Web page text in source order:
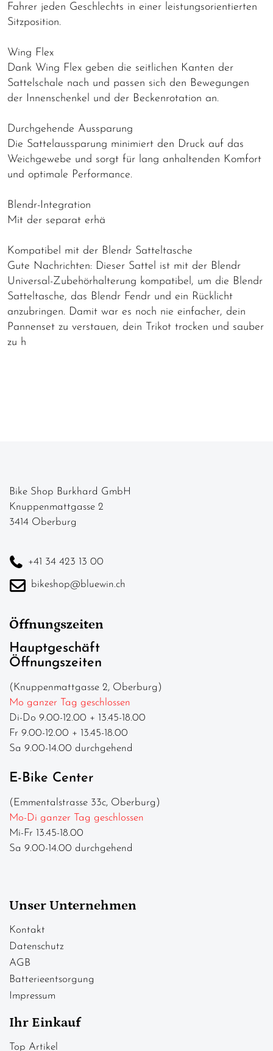
Fahrer jeden Geschlechts in einer leistungsorientierten
Sitzposition.
Wing Flex
Dank Wing Flex geben die seitlichen Kanten der
Sattelschale nach und passen sich den Bewegungen
der Innenschenkel und der Beckenrotation an.
Durchgehende Aussparung
Die Sattelaussparung minimiert den Druck auf das
Weichgewebe und sorgt für lang anhaltenden Komfort
und optimale Performance.
Blendr-Integration
Mit der separat erhä
Kompatibel mit der Blendr Satteltasche
Gute Nachrichten: Dieser Sattel ist mit der Blendr
Universal-Zubehörhalterung kompatibel, um die Blendr
Satteltasche, das Blendr Fendr und ein Rücklicht
anzubringen. Damit war es noch nie einfacher, dein
Pannenset zu verstauen, dein Trikot trocken und sauber
zu h
Bike Shop Burkhard GmbH
Knuppenmattgasse 2
3414 Oberburg
+41 34 423 13 00
bikeshop@bluewin.ch
Öffnungszeiten
Hauptgeschäft
Öffnungszeiten
(Knuppenmattgasse 2, Oberburg)
Mo ganzer Tag geschlossen
Di-Do 9.00-12.00 + 13.45-18.00
Fr 9.00-12.00 + 13.45-18.00
Sa 9.00-14.00 durchgehend
E-Bike Center
(Emmentalstrasse 33c, Oberburg)
Mo-Di ganzer Tag geschlossen
Mi-Fr 13.45-18.00
Sa 9.00-14.00 durchgehend
Unser Unternehmen
Kontakt
Datenschutz
AGB
Batterieentsorgung
Impressum
Ihr Einkauf
Top Artikel